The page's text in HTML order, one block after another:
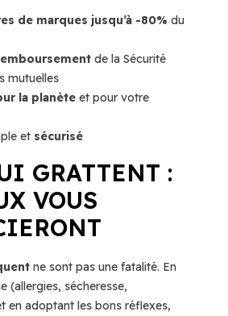
de marques jusqu’à -80% du
de la Sécurité
mutuelles
la planète et pour votre
et sécurisé
GRATTENT :
VOUS
ne sont pas une fatalité. En
(allergies, sécheresse,
en adoptant les bons réflexes,